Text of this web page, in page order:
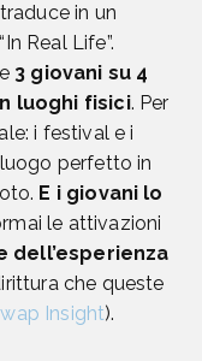
in un
Real Life”.
3 giovani su 4
luoghi fisici. Per
i festival e i
perfetto in
E i giovani lo
le attivazioni
dell’esperienza
che queste
Insight).